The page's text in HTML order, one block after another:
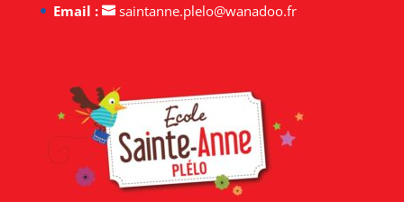
Email :
saintanne.plelo@wanadoo.fr